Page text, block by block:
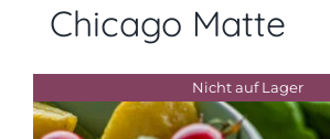
Chicago Matte
Nicht auf Lager